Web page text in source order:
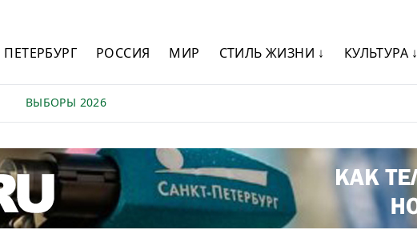
ПЕТЕРБУРГ РОССИЯ МИР СТИЛЬ ЖИЗНИ ↓ КУЛЬТУРА ↓
ВЫБОРЫ 2026